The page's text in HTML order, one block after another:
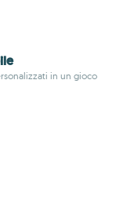
in un gioco